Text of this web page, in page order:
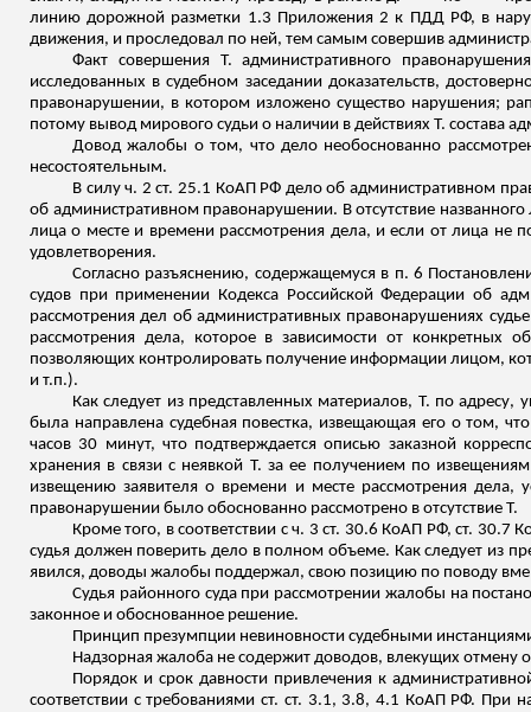
линию дорожной разметки 1.3 Приложения 2 к ПДД РФ, в
движения, и проследовал по ней, тем самым совершив
Факт совершения Т. административного
исследованных в судебном заседании доказательств,
правонарушении, в котором изложено существо нарушения;
потому вывод мирового судьи о наличии в действиях Т. состава
Довод жалобы о том, что дело необоснованно
несостоятельным.
В силу ч. 2 ст. 25.1 КоАП РФ дело об административном
об административном правонарушении. В отсутствие
лица о месте и времени рассмотрения дела, и если от лица не
удовлетворения.
Согласно разъяснению, содержащемуся в п. 6
судов при применении Кодекса Российской Федерации об
рассмотрения дел об административных правонарушениях
рассмотрения дела, которое в зависимости от конкретных
позволяющих контролировать получение информации лицом,
и т.п.).
Как следует из представленных материалов, Т. по
была направлена судебная повестка, извещающая его о том,
часов 30 минут, что подтверждается описью заказной
хранения в связи с неявкой Т. за ее получением по
извещению заявителя о времени и месте рассмотрения
правонарушении было обоснованно рассмотрено в отсутствие Т.
Кроме того, в соответствии с ч. 3 ст. 30.6 КоАП РФ, ст.
судья должен поверить дело в полном объеме. Как следует из
явился, доводы жалобы поддержал, свою позицию по поводу
Судья районного суда при рассмотрении жалобы на
законное и обоснованное решение.
Принцип презумпции невиновности судебными
Надзорная жалоба не содержит доводов, влекущих
Порядок и срок давности привлечения к
соответствии с требованиями ст. ст. 3.1, 3.8, 4.1 КоАП РФ. При